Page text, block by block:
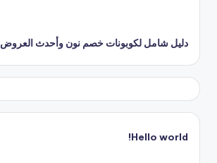
دليل شامل لكوبونات خصم نون وأحدث العروض
Hello world!